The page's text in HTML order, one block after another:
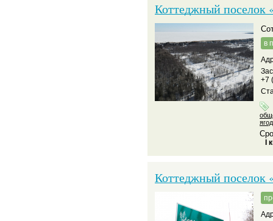
Коттеджный поселок
в
+7
I
Коттеджный поселок